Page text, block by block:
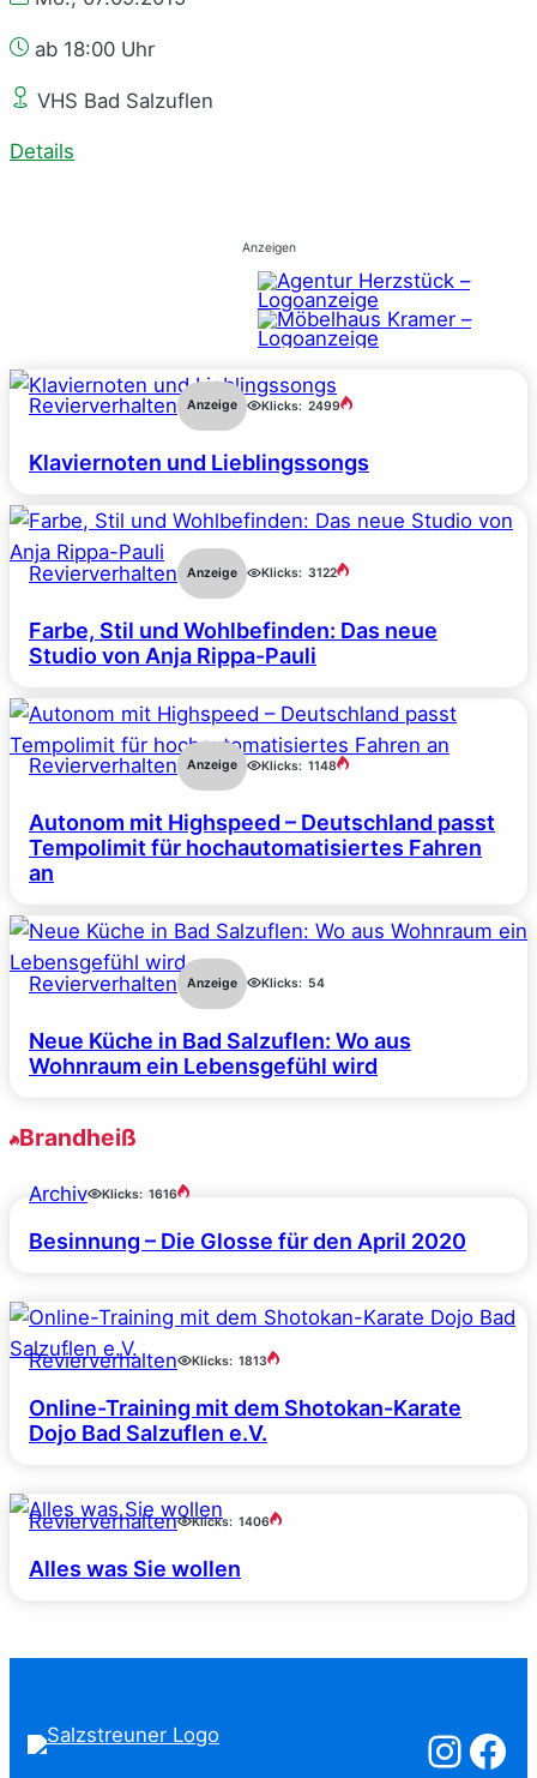
ab 18:00 Uhr
VHS Bad Salzuflen
Details
Anzeigen
Revierverhalten Anzeige Klicks: 2499
Klaviernoten und Lieblingssongs
Revierverhalten Anzeige Klicks: 3122
Farbe, Stil und Wohlbefinden: Das neue
Studio von Anja Rippa-Pauli
Revierverhalten Anzeige Klicks: 1148
Autonom mit Highspeed – Deutschland passt
Tempolimit für hochautomatisiertes Fahren
an
Revierverhalten Anzeige Klicks: 54
Neue Küche in Bad Salzuflen: Wo aus
Wohnraum ein Lebensgefühl wird
Brandheiß
Archiv Klicks: 1616
Besinnung – Die Glosse für den April 2020
Revierverhalten Klicks: 1813
Online-Training mit dem Shotokan-Karate
Dojo Bad Salzuflen e.V.
Revierverhalten Klicks: 1406
Alles was Sie wollen
Salzstreuner